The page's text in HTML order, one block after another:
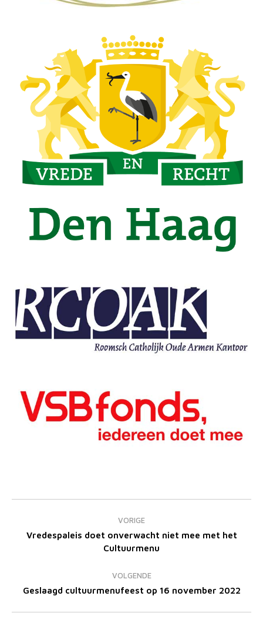
VORIGE
Vorig
bericht
Vredespaleis doet onverwacht niet mee met het
Cultuurmenu
VOLGENDE
Volgend
Geslaagd cultuurmenufeest op 16 november 2022